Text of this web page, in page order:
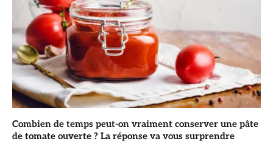
Combien de temps peut-on vraiment conserver une pâte
de tomate ouverte ? La réponse va vous surprendre